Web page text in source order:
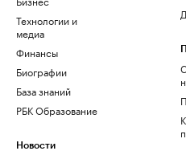
Технологии и
медиа
Финансы
Биографии
База знаний
РБК Образование
Новости